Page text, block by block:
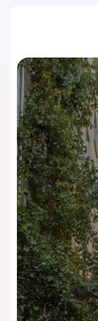
پرا رز
در قلب
که می‌خواهند در
نوشیدنی داشته
بوتیک و
کوتاه یا صرف